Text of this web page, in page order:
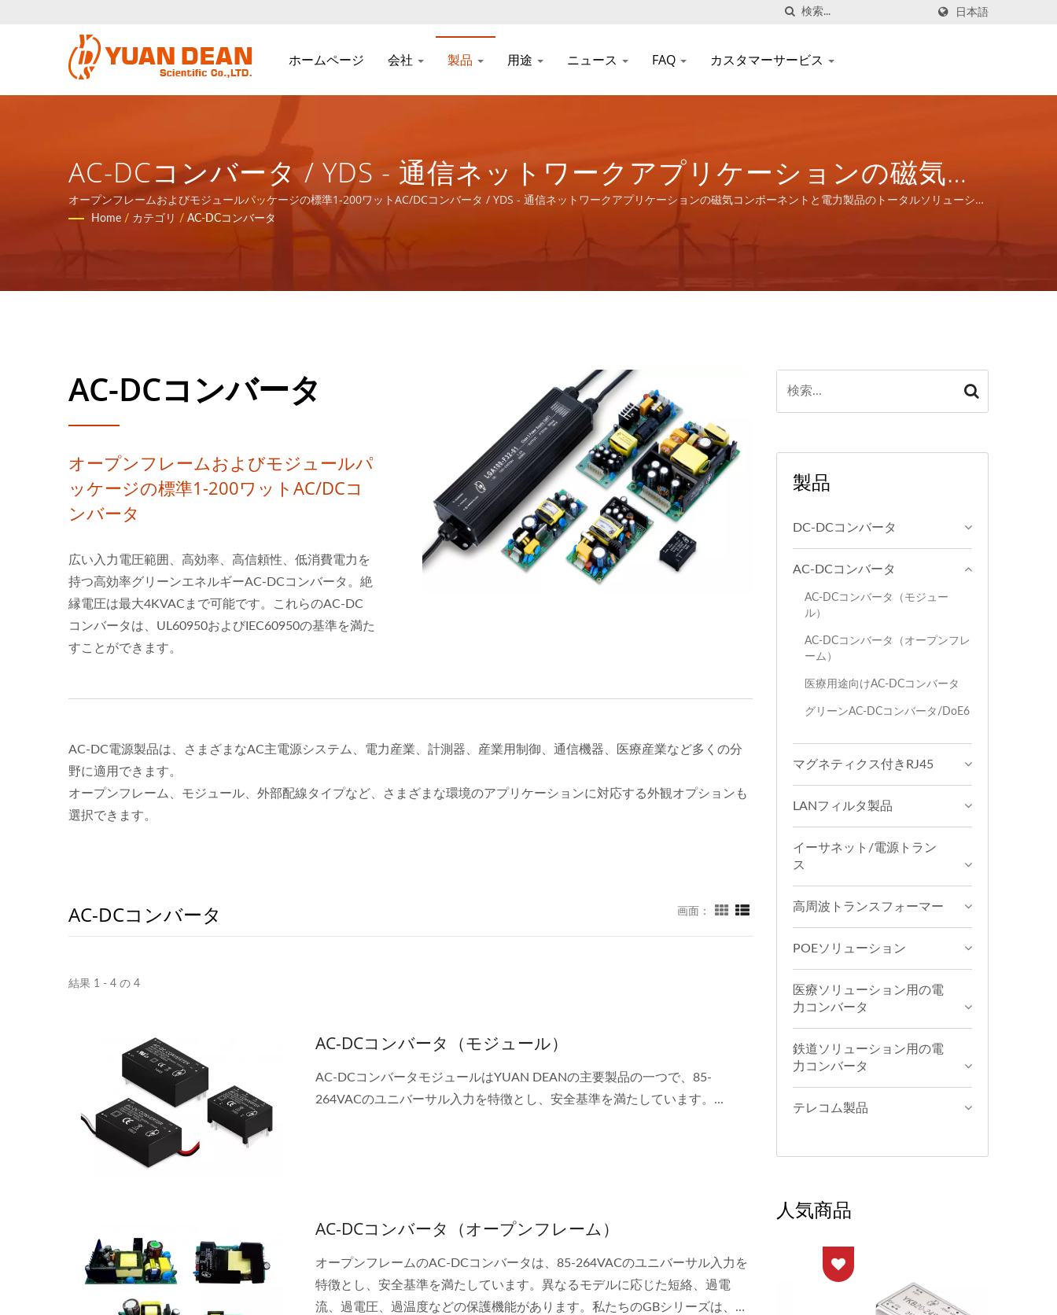
日本語
ホームページ 会社 製品 用途 ニュース FAQ カスタマーサービス
AC-DCコンバータ / YDS - 通信ネットワークアプリケーションの磁気コ
ンポーネントと電力製品のトータルソリューションを提供します。
オープンフレームおよびモジュールパッケージの標準1-200ワットAC/DCコンバータ / YDS - 通信ネットワークアプリケーションの磁気コンポーネントと電力製品のトータルソリューショ
ンを提供します。
Home / カテゴリ / AC-DCコンバータ
AC-DCコンバータ
オープンフレームおよびモジュールパ
ッケージの標準1-200ワットAC/DCコ
ンバータ
広い入力電圧範囲、高効率、高信頼性、低消費電力を
持つ高効率グリーンエネルギーAC-DCコンバータ。絶
縁電圧は最大4KVACまで可能です。これらのAC-DC
コンバータは、UL60950およびIEC60950の基準を満た
すことができます。
AC-DC電源製品は、さまざまなAC主電源システム、電力産業、計測器、産業用制御、通信機器、医療産業など多くの分
野に適用できます。
オープンフレーム、モジュール、外部配線タイプなど、さまざまな環境のアプリケーションに対応する外観オプションも
選択できます。
AC-DCコンバータ 画面：
結果 1 - 4 の 4
AC-DCコンバータ（モジュール）
AC-DCコンバータモジュールはYUAN DEANの主要製品の一つで、85-
264VACのユニバーサル入力を特徴とし、安全基準を満たしています。...
AC-DCコンバータ（オープンフレーム）
オープンフレームのAC-DCコンバータは、85-264VACのユニバーサル入力を
特徴とし、安全基準を満たしています。異なるモデルに応じた短絡、過電
流、過電圧、過温度などの保護機能があります。私たちのGBシリーズは、
製品
DC-DCコンバータ
AC-DCコンバータ
AC-DCコンバータ（モジュー
ル）
AC-DCコンバータ（オープンフレ
ーム）
医療用途向けAC-DCコンバータ
グリーンAC-DCコンバータ/DoE6
マグネティクス付きRJ45
LANフィルタ製品
イーサネット/電源トラン
ス
高周波トランスフォーマー
POEソリューション
医療ソリューション用の電
力コンバータ
鉄道ソリューション用の電
力コンバータ
テレコム製品
人気商品